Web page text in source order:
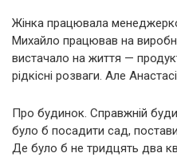
Жінка працювала
Михайло працював на
вистачало на життя —
рідкісні розваги. Але
Про будинок. Справжній
було б посадити сад,
Де було б не тридцять два